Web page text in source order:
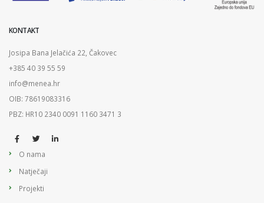
KONTAKT
Josipa Bana Jelačića 22, Čakovec
+385 40 39 55 59
info@menea.hr
OIB: 78619083316
PBZ: HR10 2340 0091 1160 3471 3
O nama
Natječaji
Projekti